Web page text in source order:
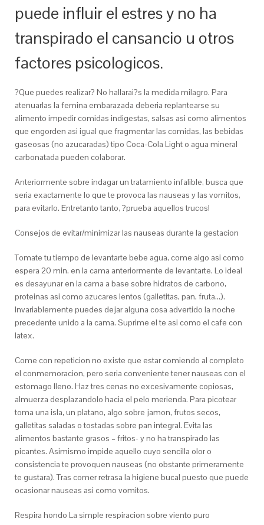
puede influir el estres y no ha
transpirado el cansancio u otros
factores psicologicos.
?Que puedes realizar? No hallarai?s la medida milagro. Para
atenuarlas la femina embarazada deberia replantearse su
alimento impedir comidas indigestas, salsas asi­ como alimentos
que engorden asi igual que fragmentar las comidas, las bebidas
gaseosas (no azucaradas) tipo Coca-Cola Light o agua mineral
carbonatada pueden colaborar.
Anteriormente sobre indagar un tratamiento infalible, busca que
seri­a exactamente lo que te provoca las nauseas y las vomitos,
para evitarlo. Entretanto tanto, ?prueba aquellos trucos!
Consejos de evitar/minimizar las nauseas durante la gestacion
Tomate tu tiempo de levantarte bebe agua, come algo asi­ como
espera 20 min. en la cama anteriormente de levantarte. Lo ideal
es desayunar en la cama a base sobre hidratos de carbono,
proteinas asi­ como azucares lentos (galletitas, pan, fruta…).
Invariablemente puedes dejar alguna cosa advertido la noche
precedente unido a la cama. Suprime el te asi­ como el cafe con
latex.
Come con repeticion no existe que estar comiendo al completo
el conmemoracion, pero seri­a conveniente tener nauseas con el
estomago lleno. Haz tres cenas no excesivamente copiosas,
almuerza desplazandolo hacia el pelo merienda. Para picotear
toma una isla, un platano, algo sobre jamon, frutos secos,
galletitas saladas o tostadas sobre pan integral. Evita las
alimentos bastante grasos – fritos- y no ha transpirado las
picantes. Asimismo impide aquello cuyo sencilla olor o
consistencia te provoquen nauseas (no obstante primeramente
te gustara). Tras comer retrasa la higiene bucal puesto que puede
ocasionar nauseas asi­ como vomitos.
Respira hondo La simple respiracion sobre viento puro